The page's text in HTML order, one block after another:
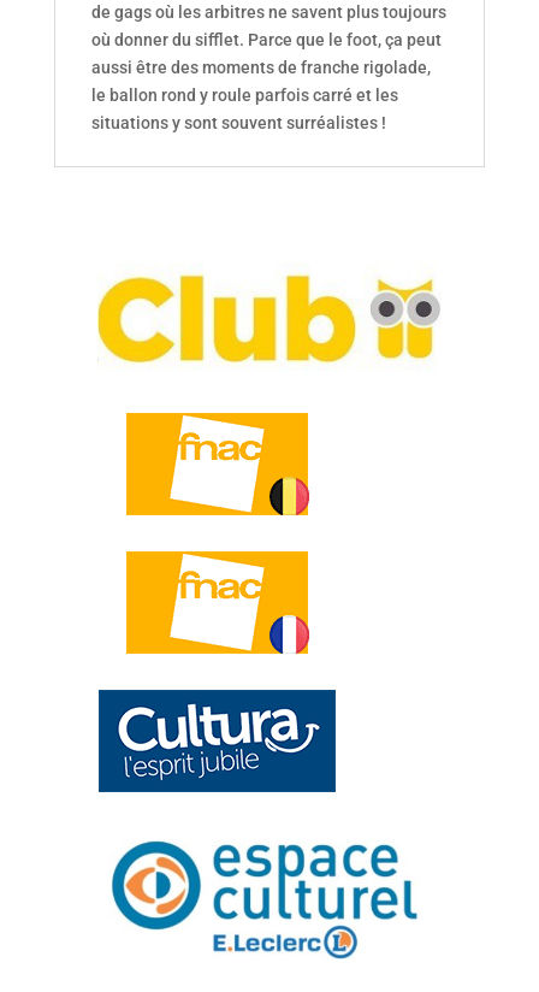
de gags où les arbitres ne savent plus toujours
où donner du sifflet. Parce que le foot, ça peut
aussi être des moments de franche rigolade,
le ballon rond y roule parfois carré et les
situations y sont souvent surréalistes !